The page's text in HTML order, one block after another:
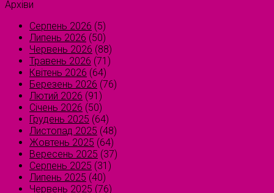
Архіви
Серпень 2026 (5)
Липень 2026 (50)
Червень 2026 (88)
Травень 2026 (71)
Квітень 2026 (64)
Березень 2026 (76)
Лютий 2026 (91)
Січень 2026 (50)
Грудень 2025 (64)
Листопад 2025 (48)
Жовтень 2025 (64)
Вересень 2025 (37)
Серпень 2025 (31)
Липень 2025 (40)
Червень 2025 (76)